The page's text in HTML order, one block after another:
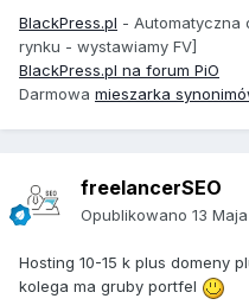
BlackPress.pl - Automatyczna
rynku - wystawiamy FV]
BlackPress.pl na forum PiO
Darmowa mieszarka
freelancerSEO
Opublikowano 13
Hosting 10-15 k plus domeny
kolega ma gruby portfel